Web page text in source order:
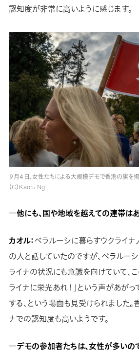
認知度が非常に高いように感じます。
９月４日、女性たちによる大規模デモで香港の旗を
（C）Kaoru Ng
―他にも、国や地域を越えての連帯は
カオル：ベラルーシに暮らすウクライ
の人と話していたのですが、ベラルー
ライナの状況にも意識を向けていて、
ライナに栄光あれ！」という声があが
する、という場面も見受けられました
ナでの認知度も高いようです。
―デモの参加者たちは、女性が多いの